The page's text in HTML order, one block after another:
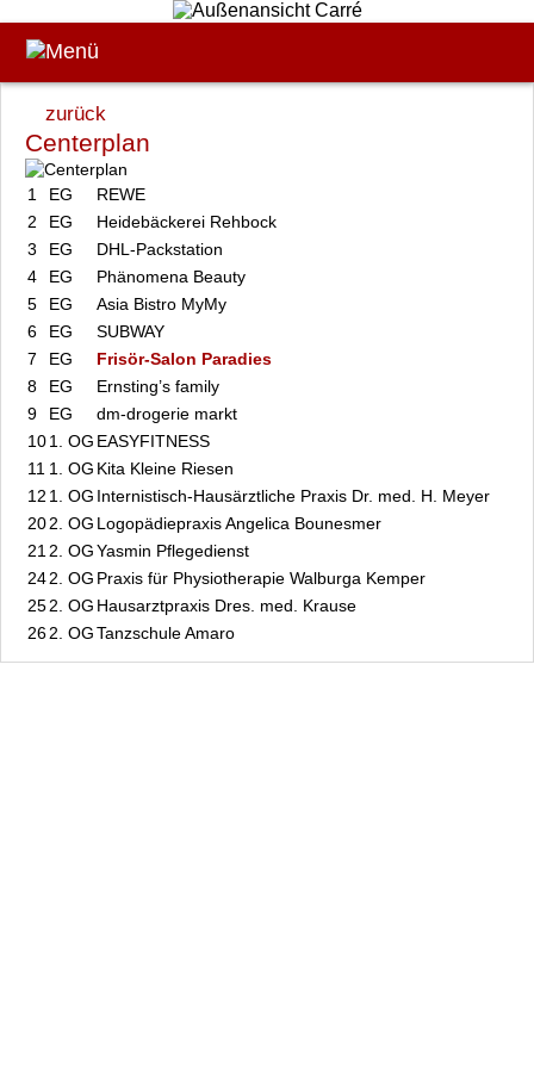
zurück
Centerplan
1 EG
REWE
2
EG
Heidebäckerei Rehbock
3
EG
DHL-Packstation
4
EG
Phänomena Beauty
5
EG
Asia Bistro MyMy
6
EG
SUBWAY
7
EG
Frisör-Salon Paradies
8
EG
Ernsting’s family
9
EG
dm-drogerie markt
101. OG EASYFITNESS
11 1. OG Kita Kleine Riesen
12 1. OG Internistisch-Hausärztliche Praxis Dr. med. H. Meyer
202. OG Logopädiepraxis Angelica Bounesmer
21 2. OGYasmin Pflegedienst
242. OG Praxis für Physiotherapie Walburga Kemper
252. OG Hausarztpraxis Dres. med. Krause
262. OGTanzschule Amaro